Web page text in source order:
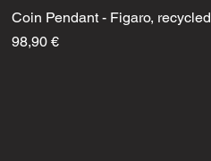
Schnellansicht
Coin Pendant - Figaro, recycled
Preis
98,90 €